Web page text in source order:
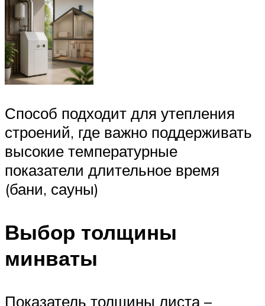
Способ подходит для утепления
строений, где важно поддерживать
высокие температурные
показатели длительное время
(бани, сауны)
Выбор толщины
минваты
Показатель толщины листа –